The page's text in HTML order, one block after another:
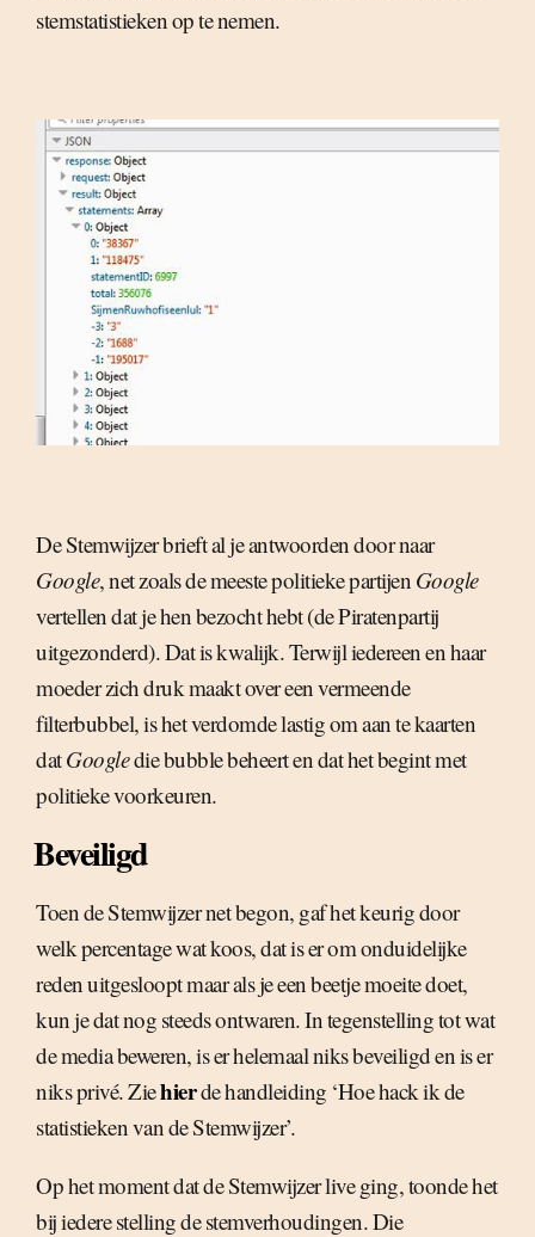
stemstatistieken op te nemen.
De Stemwijzer brieft al je antwoorden door naar
Google, net zoals de meeste politieke partijen Google
vertellen dat je hen bezocht hebt (de Piratenpartij
uitgezonderd). Dat is kwalijk. Terwijl iedereen en haar
moeder zich druk maakt over een vermeende
filterbubbel, is het verdomde lastig om aan te kaarten
datGoogledie bubble beheert en dat het begint met
politieke voorkeuren.
Beveiligd
Toen de Stemwijzer net begon, gaf het keurig door
welk percentage wat koos, dat is er om onduidelijke
reden uitgesloopt maar als je een beetje moeite doet,
kun je dat nog steeds ontwaren. In tegenstelling tot wat
de media beweren, is er helemaal niks beveiligd en is er
niks privé. Ziehierde handleiding ‘Hoe hack ik de
statistieken van de Stemwijzer’.
Op het moment dat de Stemwijzer live ging, toonde het
bij iedere stelling de stemverhoudingen. Die